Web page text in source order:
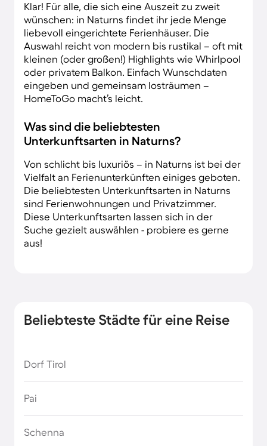
Klar! Für alle, die sich eine Auszeit zu zweit
wünschen: in Naturns findet ihr jede Menge
liebevoll eingerichtete Ferienhäuser. Die
Auswahl reicht von modern bis rustikal – oft mit
kleinen (oder großen!) Highlights wie Whirlpool
oder privatem Balkon. Einfach Wunschdaten
eingeben und gemeinsam losträumen –
HomeToGo macht’s leicht.
Was sind die beliebtesten
Unterkunftsarten in Naturns?
Von schlicht bis luxuriös – in Naturns ist bei der
Vielfalt an Ferienunterkünften einiges geboten.
Die beliebtesten Unterkunftsarten in Naturns
sind Ferienwohnungen und Privatzimmer.
Diese Unterkunftsarten lassen sich in der
Suche gezielt auswählen - probiere es gerne
aus!
Beliebteste Städte für eine Reise
Dorf Tirol
Pai
Schenna